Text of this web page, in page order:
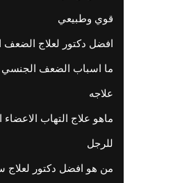
قوي وطبيعي
افضل دكتور لعلاج الضعف
ما اسباب الضعف
علاجه
ماهو علاج التهاب الاعضاء
للرجل
من هو افضل دكتور